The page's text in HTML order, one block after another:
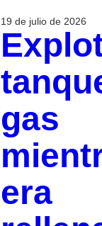
19 de julio de 2026
gas
era